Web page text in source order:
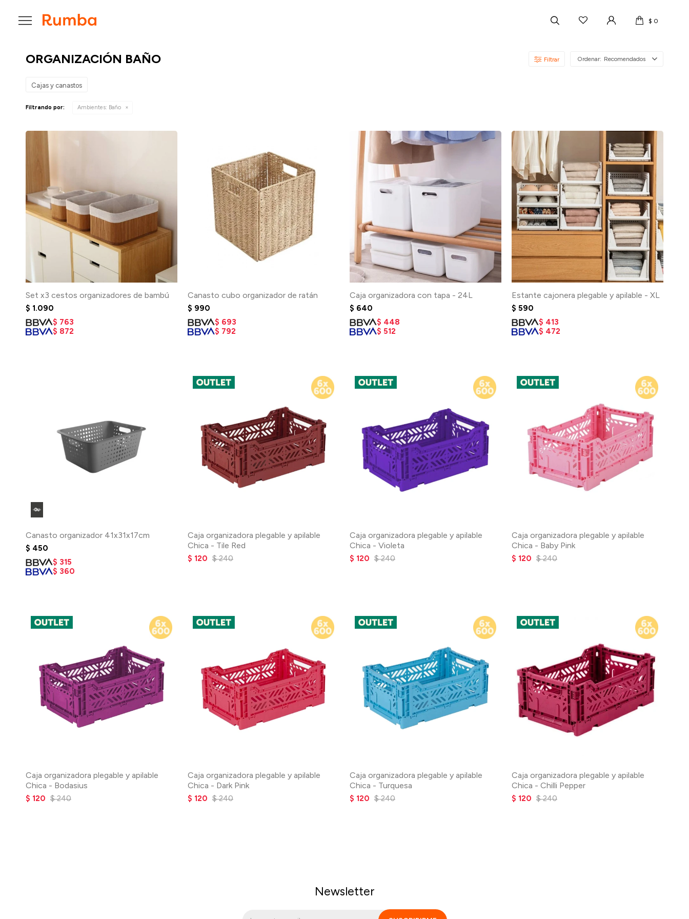
$ 0

ORGANIZACIÓN BAÑO Recomendados
Cajas y canastos
Filtrando por: Ambientes: Baño
Set x3 cestos organizadores de bambú
$ 1.090
$ 763
$ 872
Canasto cubo organizador de ratán
$ 990
$ 693
$ 792
Caja organizadora con tapa - 24L
$ 640
$ 448
$ 512
Estante cajonera plegable y apilable - XL
$ 590
$ 413
$ 472
Canasto organizador 41x31x17cm
$ 450
$ 315
$ 360
Caja organizadora plegable y apilable
Chica - Tile Red
$ 120 $ 240
Caja organizadora plegable y apilable
Chica - Violeta
$ 120 $ 240
Caja organizadora plegable y apilable
Chica - Baby Pink
$ 120 $ 240
Caja organizadora plegable y apilable
Chica - Bodasius
$ 120 $ 240
Caja organizadora plegable y apilable
Chica - Dark Pink
$ 120 $ 240
Caja organizadora plegable y apilable
Chica - Turquesa
$ 120 $ 240
Caja organizadora plegable y apilable
Chica - Chilli Pepper
$ 120 $ 240
Newsletter